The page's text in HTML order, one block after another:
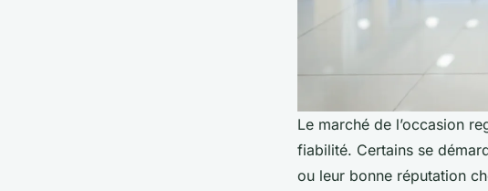
Le marché de l’occasion
fiabilité. Certains se
ou leur bonne réputation